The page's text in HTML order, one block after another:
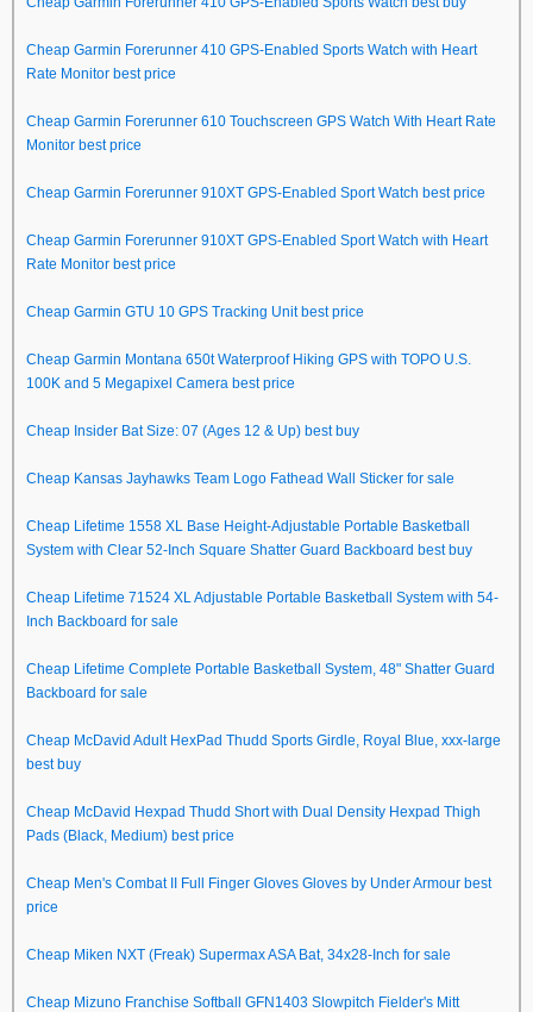
Cheap Garmin Forerunner 410 GPS-Enabled Sports Watch with Heart
Rate Monitor best price
Cheap Garmin Forerunner 610 Touchscreen GPS Watch With Heart Rate
Monitor best price
Cheap Garmin Forerunner 910XT GPS-Enabled Sport Watch best price
Cheap Garmin Forerunner 910XT GPS-Enabled Sport Watch with Heart
Rate Monitor best price
Cheap Garmin GTU 10 GPS Tracking Unit best price
Cheap Garmin Montana 650t Waterproof Hiking GPS with TOPO U.S.
100K and 5 Megapixel Camera best price
Cheap Insider Bat Size: 07 (Ages 12 & Up) best buy
Cheap Kansas Jayhawks Team Logo Fathead Wall Sticker for sale
Cheap Lifetime 1558 XL Base Height-Adjustable Portable Basketball
System with Clear 52-Inch Square Shatter Guard Backboard best buy
Cheap Lifetime 71524 XL Adjustable Portable Basketball System with 54-
Inch Backboard for sale
Cheap Lifetime Complete Portable Basketball System, 48" Shatter Guard
Backboard for sale
Cheap McDavid Adult HexPad Thudd Sports Girdle, Royal Blue, xxx-large
best buy
Cheap McDavid Hexpad Thudd Short with Dual Density Hexpad Thigh
Pads (Black, Medium) best price
Cheap Men's Combat II Full Finger Gloves Gloves by Under Armour best
price
Cheap Miken NXT (Freak) Supermax ASA Bat, 34x28-Inch for sale
Cheap Mizuno Franchise Softball GFN1403 Slowpitch Fielder's Mitt